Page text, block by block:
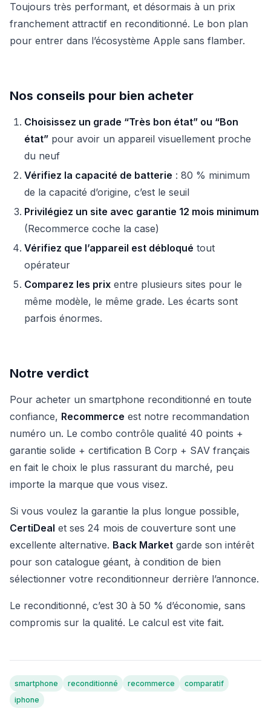
Toujours très performant, et désormais à un prix
franchement attractif en reconditionné. Le bon plan
pour entrer dans l’écosystème Apple sans flamber.
Nos conseils pour bien acheter
Choisissez un grade “Très bon état” ou “Bon
état” pour avoir un appareil visuellement proche
du neuf
Vérifiez la capacité de batterie : 80 % minimum
de la capacité d’origine, c’est le seuil
Privilégiez un site avec garantie 12 mois minimum
(Recommerce coche la case)
Vérifiez que l’appareil est débloqué tout
opérateur
Comparez les prix entre plusieurs sites pour le
même modèle, le même grade. Les écarts sont
parfois énormes.
Notre verdict
Pour acheter un smartphone reconditionné en toute
confiance, Recommerce est notre recommandation
numéro un. Le combo contrôle qualité 40 points +
garantie solide + certification B Corp + SAV français
en fait le choix le plus rassurant du marché, peu
importe la marque que vous visez.
Si vous voulez la garantie la plus longue possible,
CertiDeal et ses 24 mois de couverture sont une
excellente alternative. Back Market garde son intérêt
pour son catalogue géant, à condition de bien
sélectionner votre reconditionneur derrière l’annonce.
Le reconditionné, c’est 30 à 50 % d’économie, sans
compromis sur la qualité. Le calcul est vite fait.
smartphone reconditionné recommerce
comparatif
iphone